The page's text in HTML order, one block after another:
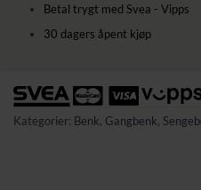
Betal trygt med Svea - Vipps
30 dagers åpent kjøp
Kategorier: Benk, Gangbenk,